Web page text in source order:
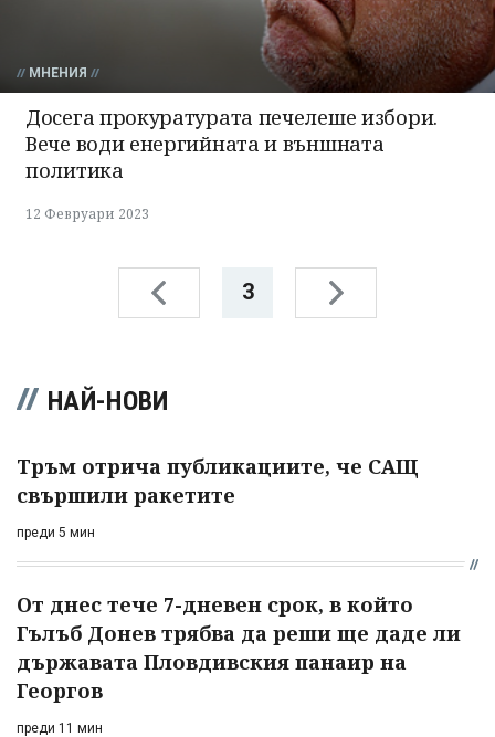
МНЕНИЯ
Досега прокуратурата печелеше избори.
Вече води енергийната и външната
политика
12 Февруари 2023
3
НАЙ-НОВИ
Тръм отрича публикациите, че САЩ
свършили ракетите
преди 5 мин
От днес тече 7-дневен срок, в който
Гълъб Донев трябва да реши ще даде ли
държавата Пловдивския панаир на
Георгов
преди 11 мин